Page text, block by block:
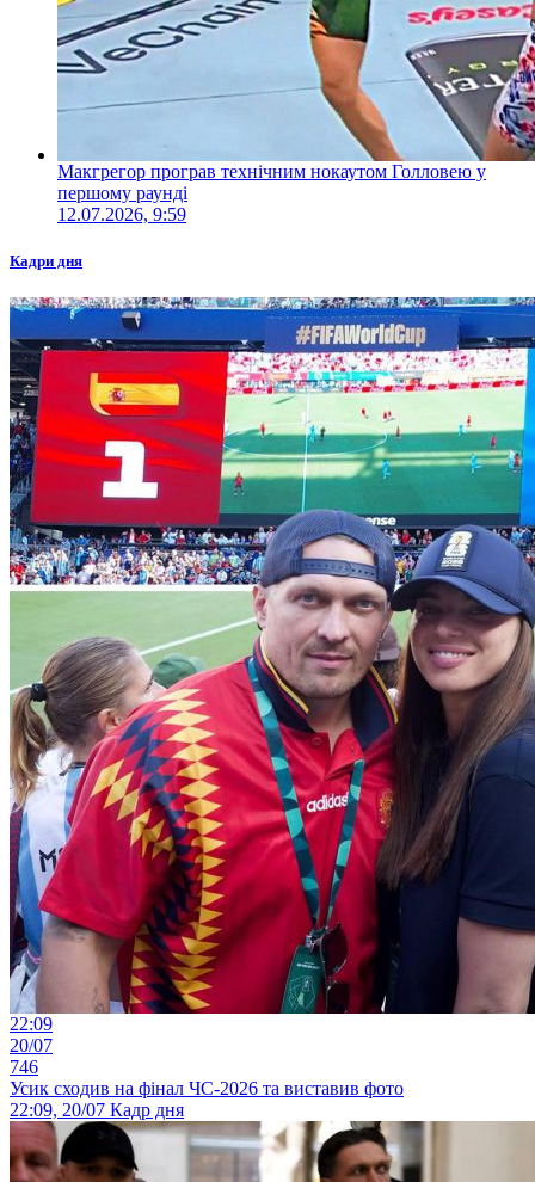
Макгрегор програв технічним нокаутом Голловею у
першому раунді
12.07.2026, 9:59
Кадри дня
22:09
20/07
746
Усик сходив на фінал ЧС-2026 та виставив фото
22:09, 20/07 Кадр дня